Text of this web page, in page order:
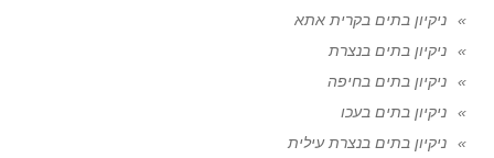
ניקיון בתים בקרית אתא
ניקיון בתים בנצרת
ניקיון בתים בחיפה
ניקיון בתים בעכו
ניקיון בתים בנצרת עילית